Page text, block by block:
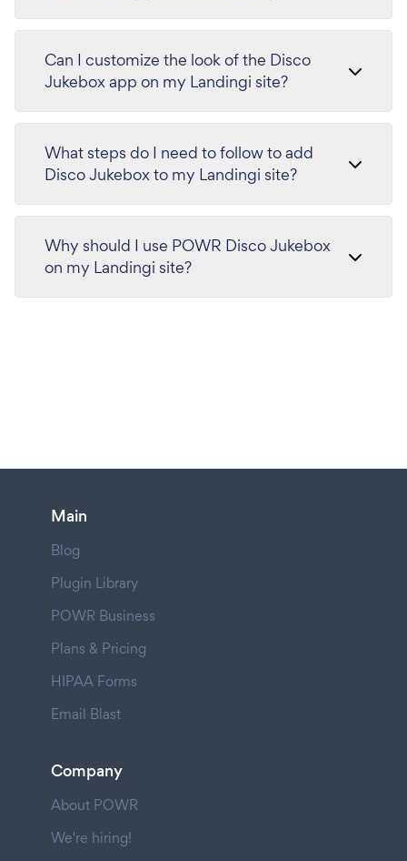
Can I customize the look of the Disco
Jukebox app on my Landingi site?
What steps do I need to follow to add
Disco Jukebox to my Landingi site?
Why should I use POWR Disco Jukebox
on my Landingi site?
Main
Blog
Plugin Library
POWR Business
Plans & Pricing
HIPAA Forms
Email Blast
Company
About POWR
We're hiring!